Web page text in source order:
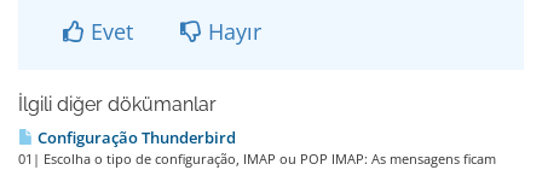
Evet Hayır
İlgili diğer dökümanlar
Configuração Thunderbird
01| Escolha o tipo de configuração, IMAP ou POP IMAP: As mensagens ficam